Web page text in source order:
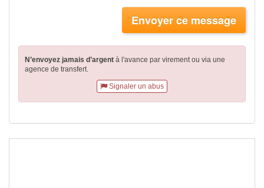
Envoyer ce message
N’envoyez jamais d’argent à l'avance par virementou via une
agence de transfert.
Signaler un abus